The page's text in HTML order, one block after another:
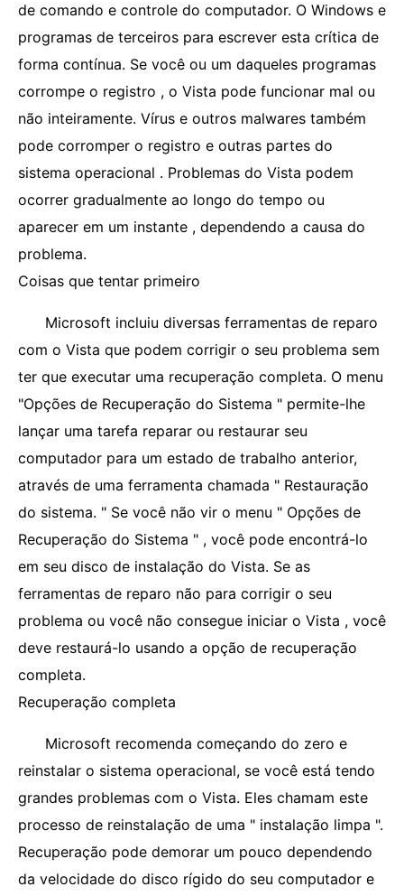
de comando e controle do computador. O Windows e
programas de terceiros para escrever esta crítica de
forma contínua. Se você ou um daqueles programas
corrompe o registro , o Vista pode funcionar mal ou
não inteiramente. Vírus e outros malwares também
pode corromper o registro e outras partes do
sistema operacional . Problemas do Vista podem
ocorrer gradualmente ao longo do tempo ou
aparecer em um instante , dependendo a causa do
problema.
Coisas que tentar primeiro
Microsoft incluiu diversas ferramentas de reparo
com o Vista que podem corrigir o seu problema sem
ter que executar uma recuperação completa. O menu
"Opções de Recuperação do Sistema " permite-lhe
lançar uma tarefa reparar ou restaurar seu
computador para um estado de trabalho anterior,
através de uma ferramenta chamada " Restauração
do sistema. " Se você não vir o menu " Opções de
Recuperação do Sistema " , você pode encontrá-lo
em seu disco de instalação do Vista. Se as
ferramentas de reparo não para corrigir o seu
problema ou você não consegue iniciar o Vista , você
deve restaurá-lo usando a opção de recuperação
completa.
Recuperação completa
Microsoft recomenda começando do zero e
reinstalar o sistema operacional, se você está tendo
grandes problemas com o Vista. Eles chamam este
processo de reinstalação de uma " instalação limpa ".
Recuperação pode demorar um pouco dependendo
da velocidade do disco rígido do seu computador e